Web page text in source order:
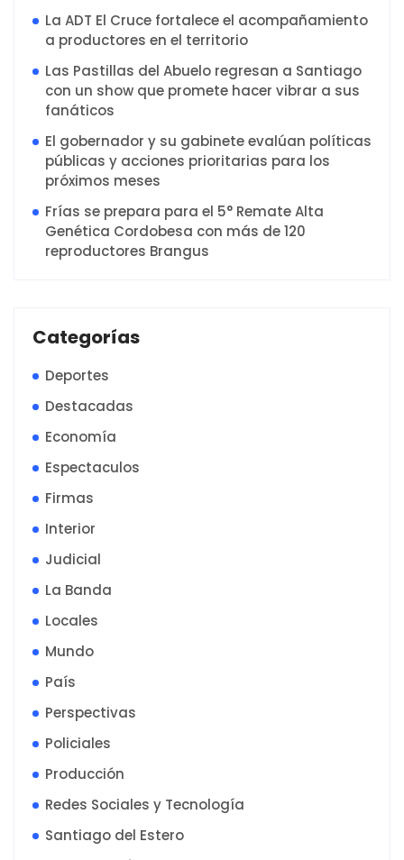
La ADT El Cruce fortalece el acompañamiento
a productores en el territorio
Las Pastillas del Abuelo regresan a Santiago
con un show que promete hacer vibrar a sus
fanáticos
El gobernador y su gabinete evalúan políticas
públicas y acciones prioritarias para los
próximos meses
Frías se prepara para el 5° Remate Alta
Genética Cordobesa con más de 120
reproductores Brangus
Categorías
Deportes
Destacadas
Economía
Espectaculos
Firmas
Interior
Judicial
La Banda
Locales
Mundo
País
Perspectivas
Policiales
Producción
Redes Sociales y Tecnología
Santiago del Estero